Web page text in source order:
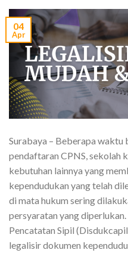
04
Apr
Surabaya – Beberapa waktu
pendaftaran CPNS, sekolah
kebutuhan lainnya yang
kependudukan yang telah
di mata hukum sering
persyaratan yang
Pencatatan Sipil
legalisir dokumen